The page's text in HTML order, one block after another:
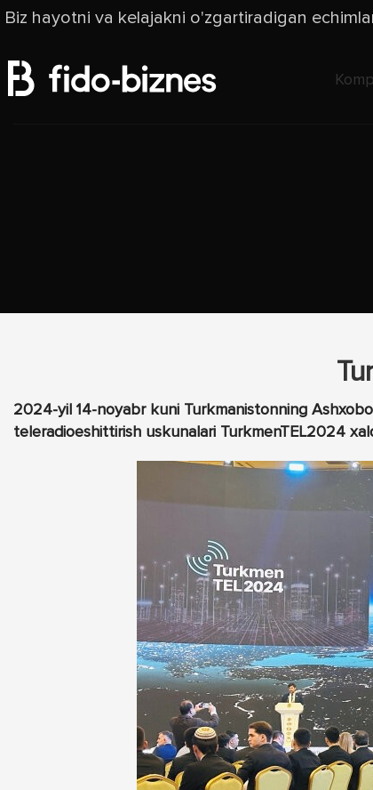
Biz hayotni va kelajakni o'zgartiradigan
2024-yil 14-noyabr kuni Turkmanistonning
teleradioeshittirish uskunalari TurkmenTEL2024